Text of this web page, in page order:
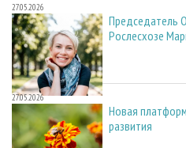
27.05.2026
Председатель
Рослесхозе
27.05.2026
Новая
развития